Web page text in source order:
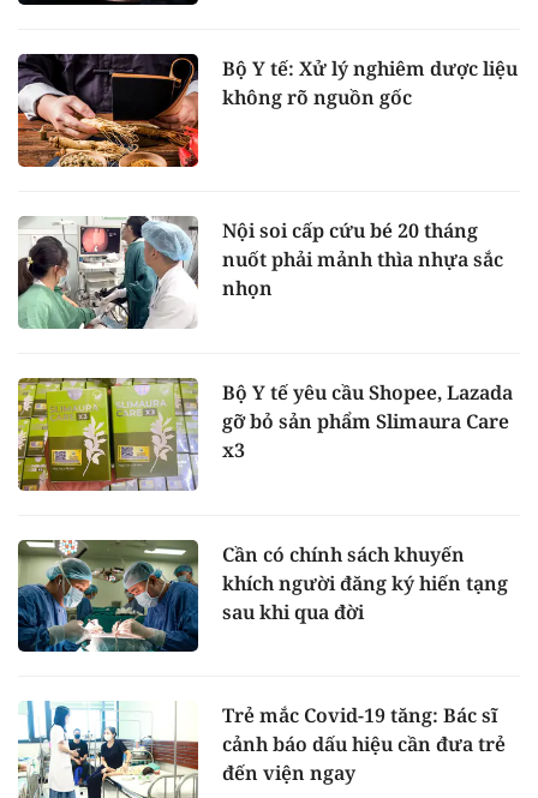
Bộ Y tế: Xử lý nghiêm dược liệu
không rõ nguồn gốc
Nội soi cấp cứu bé 20 tháng
nuốt phải mảnh thìa nhựa sắc
nhọn
Bộ Y tế yêu cầu Shopee, Lazada
gỡ bỏ sản phẩm Slimaura Care
x3
Cần có chính sách khuyến
khích người đăng ký hiến tạng
sau khi qua đời
Trẻ mắc Covid-19 tăng: Bác sĩ
cảnh báo dấu hiệu cần đưa trẻ
đến viện ngay